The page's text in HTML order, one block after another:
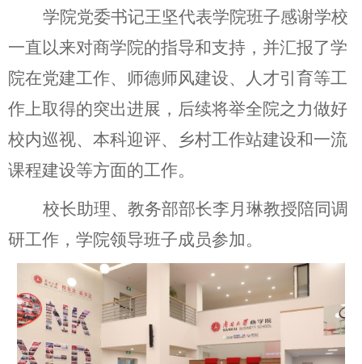
学院党委书记王坚代表学院班子感谢学校
一直以来对商学院的指导和支持，并汇报了学
院在党建工作、师德师风建设、人才引育等工
作上取得的突出进展， 后续将举全院之力做好
校内巡视、本科迎评、乡村工作站建设和一流
课程建设等方面的工作。
校长助理、教务部部长李月琳教授陪同调
研工作，学院领导班子成员参加。